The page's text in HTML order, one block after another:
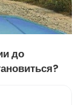
до